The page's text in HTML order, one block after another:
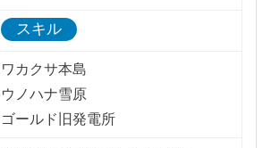
スキル
ワカクサ本島
ウノハナ雪原
ゴールド旧発電所